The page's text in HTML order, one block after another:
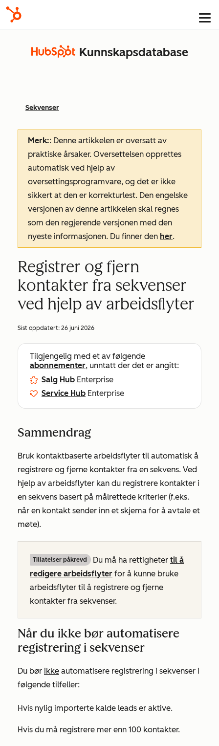
Kunnskapsdatabase
Sekvenser
Merk:: Denne artikkelen er oversatt av
praktiske årsaker. Oversettelsen opprettes
automatisk ved hjelp av
oversettingsprogramvare, og det er ikke
sikkert at den er korrekturlest. Den engelske
versjonen av denne artikkelen skal regnes
som den regjerende versjonen med den
nyeste informasjonen. Du finner den her.
Registrer og fjern
kontakter fra sekvenser
ved hjelp av arbeidsflyter
Sist oppdatert: 26 juni 2026
Tilgjengelig med et av følgende
abonnementer, unntatt der det er angitt:
Salg Hub Enterprise
Service Hub Enterprise
Sammendrag
Bruk kontaktbaserte arbeidsflyter til automatisk å
registrere og fjerne kontakter fra en sekvens. Ved
hjelp av arbeidsflyter kan du registrere kontakter i
en sekvens basert på målrettede kriterier (f.eks.
når en kontakt sender inn et skjema for å avtale et
møte).
Tillatelser påkrevd Du må ha rettigheter til å
redigere arbeidsflyter for å kunne bruke
arbeidsflyter til å registrere og fjerne
kontakter fra sekvenser.
Når du ikke bør automatisere
registrering i sekvenser
Du bør ikke automatisere registrering i sekvenser i
følgende tilfeller:
Hvis nylig importerte kalde leads er aktive.
Hvis du må registrere mer enn 100 kontakter.